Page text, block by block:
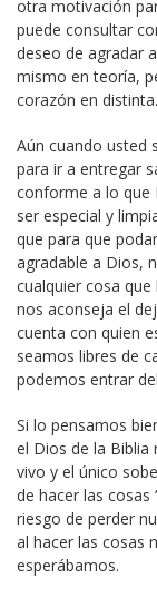
otra motivación
puede consultar
deseo de agradar
mismo en teoría,
corazón en distinta.
Aún cuando usted
para ir a entregar
conforme a lo que
ser especial y
que para que
agradable a Dios,
cualquier cosa
nos aconseja el
cuenta con quien
seamos libres de
podemos entrar
Si lo pensamos
el Dios de la Biblia
vivo y el único
de hacer las cosas
riesgo de perder
al hacer las cosas
esperábamos.